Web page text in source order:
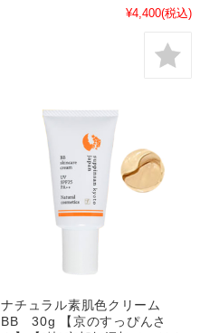
¥4,400(税込)
ナチュラル素肌色クリーム
BB 30g 【京のすっぴんさ